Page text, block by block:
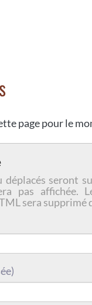
page pour le
déplacés seront
pas affichée.
sera supprimé